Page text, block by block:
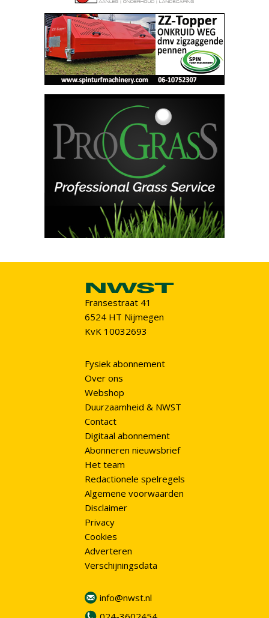
Fransestraat 41
6524 HT Nijmegen
KvK 10032693
Fysiek abonnement
Over ons
Webshop
Duurzaamheid & NWST
Contact
Digitaal abonnement
Abonneren nieuwsbrief
Het team
Redactionele spelregels
Algemene voorwaarden
Disclaimer
Privacy
Cookies
Adverteren
Verschijningsdata
info@nwst.nl